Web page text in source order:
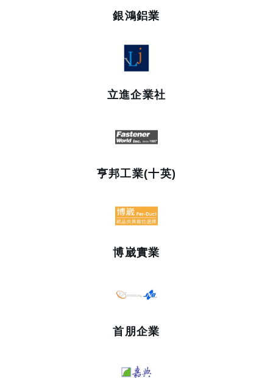
銀鴻鋁業
立進企業社
亨邦工業(十英)
博崴實業
首朋企業